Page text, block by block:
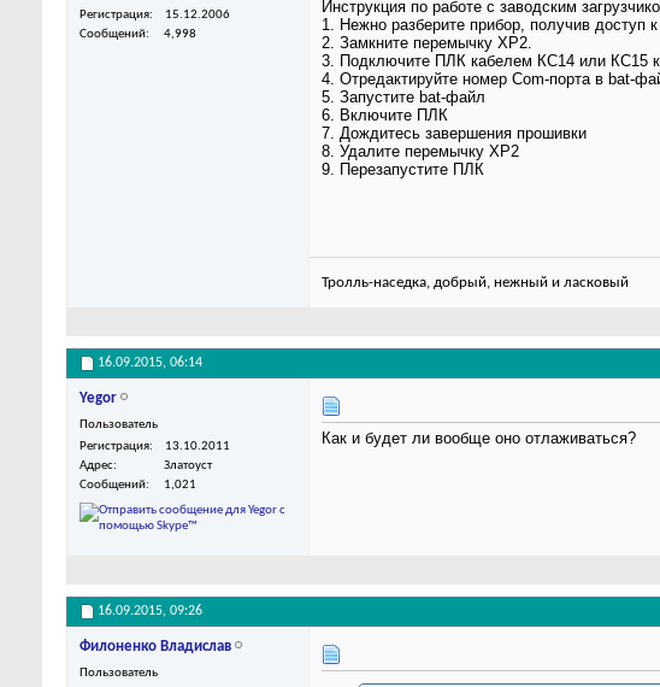
Регистрация
15.12.2006
Сообщений
4,998
Инструкция по работе с заводским
1. Нежно разберите прибор, получив доступ
2. Замкните перемычку XP2.
3. Подключите ПЛК кабелем КС14 или КС15
4. Отредактируйте номер Com-порта в bat-
5. Запустите bat-файл
6. Включите ПЛК
7. Дождитесь завершения прошивки
8. Удалите перемычку XP2
9. Перезапустите ПЛК
Тролль-наседка, добрый, нежный и ласковый
16.09.2015, 06:14
Yegor
Пользователь
Регистрация
13.10.2011
Адрес
Златоуст
Сообщений
1,021
Как и будет ли вообще оно отлаживаться?
16.09.2015, 09:26
Филоненко Владислав
Пользователь